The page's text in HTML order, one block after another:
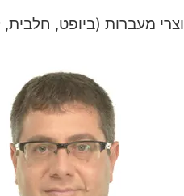
מעברות (ביופט, חלבית,